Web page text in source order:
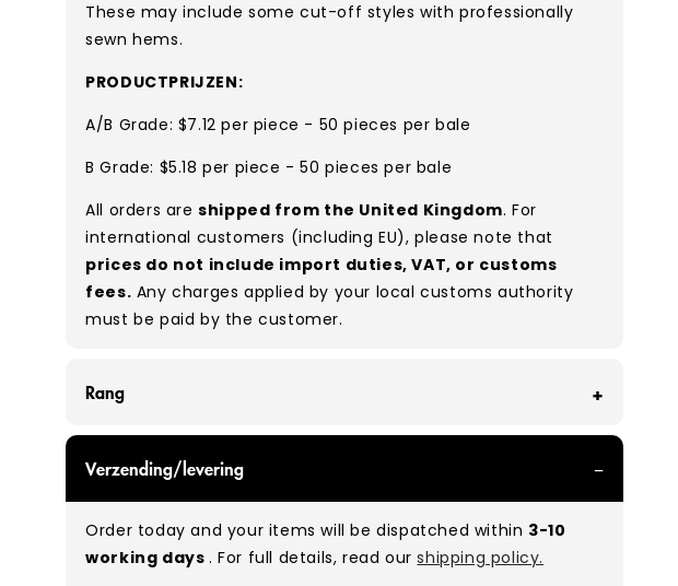
These may include some cut-off styles with professionally
sewn hems.
PRODUCTPRIJZEN:
A/B Grade: $7.12 per piece - 50 pieces per bale
B Grade: $5.18 per piece - 50 pieces per bale
All orders areshipped from the United Kingdom. For
international customers (including EU), please note that
prices do not include import duties, VAT, or customs
fees. Any charges applied by your local customs authority
must be paid by the customer.
Rang
expect a mix of items in great and good condition. Some will
be defect-free, while others will show signs of wear. There is
no set ratio between Grade A and Grade B items included in
our bales due to the nature of used/vintage clothing.
Verzending/levering
Order today and your items will be dispatched within 3-10
working days . For full details, read ourshipping policy.